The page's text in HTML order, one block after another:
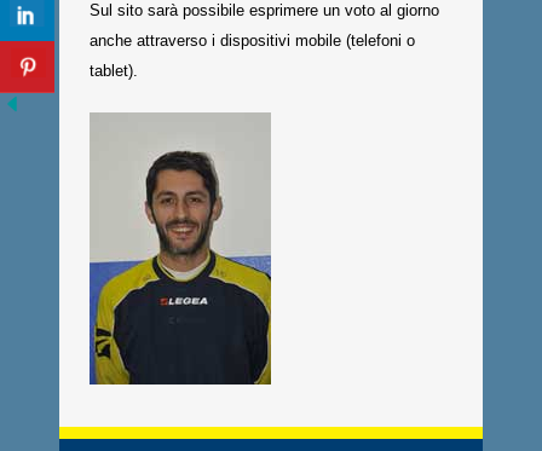
Sul sito sarà possibile esprimere un voto al giorno
anche attraverso i dispositivi mobile (telefoni o
tablet).